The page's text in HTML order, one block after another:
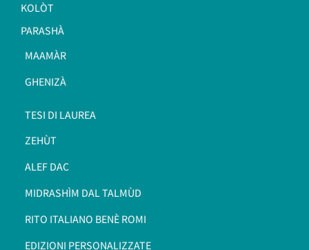
KOLÒT
PARASHÀ
MAAMÀR
GHENIZÀ
TESI DI LAUREA
ZEHÙT
ALEF DAC
MIDRASHÌM DAL TALMÙD
RITO ITALIANO BENÈ ROMI​
EDIZIONI PERSONALIZZATE